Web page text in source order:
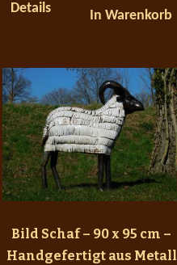
Details
In Warenkorb
Bild Schaf – 90 x 95 cm –
Handgefertigt aus Metall